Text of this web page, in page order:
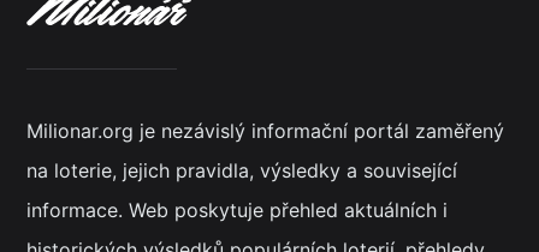
Milionar.org je nezávislý informační portál zaměřený
na loterie, jejich pravidla, výsledky a související
informace. Web poskytuje přehled aktuálních i